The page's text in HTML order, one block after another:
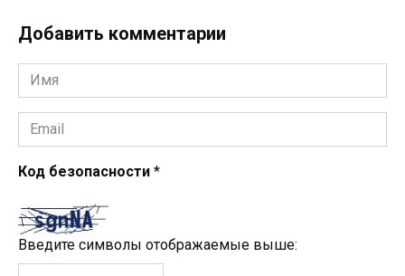
Добавить комментарии
Имя
*
Email
*
Код безопасности *
Введите символы отображаемые выше: